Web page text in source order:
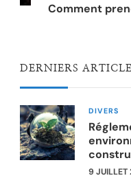
Comment
DERNIERS
DIVERS
9 JUILLET